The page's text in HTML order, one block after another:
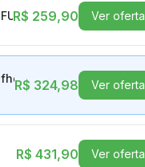
HDaf01
R$ 259,90 Ver oferta
R$ 324,98 Ver oferta
R$ 431,90 Ver oferta